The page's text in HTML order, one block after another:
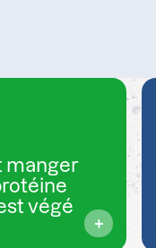
manger
végé